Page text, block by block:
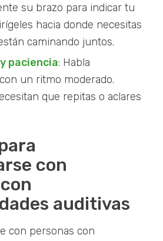
su brazo para indicar tu
hacia donde necesitas
caminando juntos.
paciencia: Habla
un ritmo moderado.
que repitas o aclares
con
auditivas
con personas con